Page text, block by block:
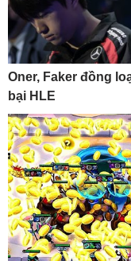
Oner, Faker đồng
bại HLE